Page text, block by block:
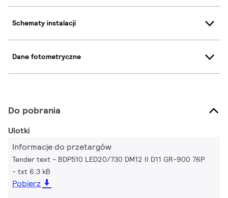
Schematy instalacji
Dane fotometryczne
Do pobrania
Ulotki
Informacje do przetargów
Tender text - BDP510 LED20/730 DM12 II D11 GR-900 76P
txt 6.3 kB
Pobierz